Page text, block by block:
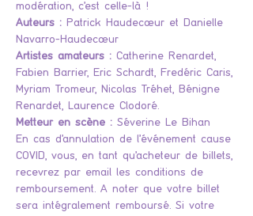
modération, c'est celle-là !
Auteurs : Patrick Haudecœur et Danielle
Navarro-Haudecœur
Artistes amateurs : Catherine Renardet,
Fabien Barrier, Eric Schardt, Fredéric Caris,
Myriam Tromeur, Nicolas Tréhet, Bénigne
Renardet, Laurence Clodoré.
Metteur en scène : Séverine Le Bihan
En cas d'annulation de l'événement cause
COVID, vous, en tant qu'acheteur de billets,
recevrez par email les conditions de
remboursement. A noter que votre billet
sera intégralement remboursé. Si votre